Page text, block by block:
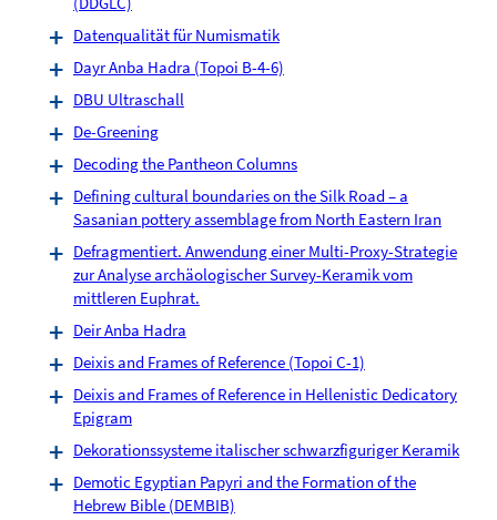
Datenqualität für Numismatik
Dayr Anba Hadra (Topoi B-4-6)
DBU Ultraschall
De-Greening
Decoding the Pantheon Columns
Defining cultural boundaries on the Silk Road – a
Sasanian pottery assemblage from North Eastern Iran
Defragmentiert. Anwendung einer Multi-Proxy-Strategie
zur Analyse archäologischer Survey-Keramik vom
mittleren Euphrat.
Deir Anba Hadra
Deixis and Frames of Reference (Topoi C-1)
Deixis and Frames of Reference in Hellenistic Dedicatory
Epigram
Dekorationssysteme italischer schwarzfiguriger Keramik
Demotic Egyptian Papyri and the Formation of the
Hebrew Bible (DEMBIB)